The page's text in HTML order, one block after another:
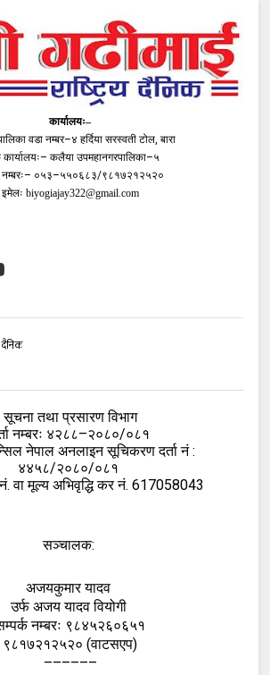
कार्यालयः–
वडा नम्बर–४ हर्दिया सरस्वती टोल, बारा
कार्यालयः– कलैया उपमहानगरपालिका–५
नम्बरः– ०५३–५५०६८३/९८१७२१२५२०
इमेलः biyogiajay322@gmail.com
दैनिक
सूचना तथा प्रसारण विभाग
नम्बरः ४२८८–२०८०/०८१
नेपाल अनलाइन सूचिकरण दर्ता नं :
४४५८/२०८०/०८१
वा मूल्य अभिवृद्धि कर नं. 617058043
सञ्चालक:
अजयकुमार यादव
उर्फ अजय यादव वियोगी
नम्बरः ९८४५२६०६५१
९८१७२१२५२० (वाटसएप)
––––––